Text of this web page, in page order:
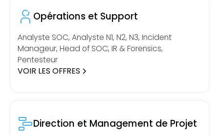
Opérations et Support
Analyste SOC, Analyste N1, N2, N3, Incident
Manageur, Head of SOC, IR & Forensics,
Pentesteur
VOIR LES OFFRES
Direction et Management de Projet